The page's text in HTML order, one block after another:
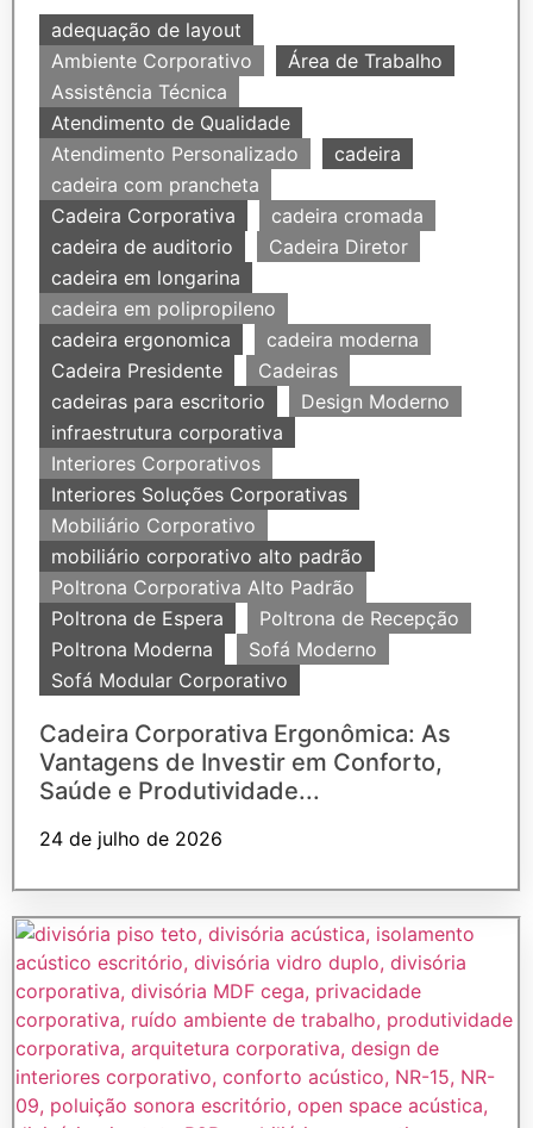
adequação de layout
Ambiente Corporativo
Área de Trabalho
Assistência Técnica
Atendimento de Qualidade
Atendimento Personalizado
cadeira
cadeira com prancheta
Cadeira Corporativa
cadeira cromada
cadeira de auditorio
Cadeira Diretor
cadeira em longarina
cadeira em polipropileno
cadeira ergonomica
cadeira moderna
Cadeira Presidente
Cadeiras
cadeiras para escritorio
Design Moderno
infraestrutura corporativa
Interiores Corporativos
Interiores Soluções Corporativas
Mobiliário Corporativo
mobiliário corporativo alto padrão
Poltrona Corporativa Alto Padrão
Poltrona de Espera
Poltrona de Recepção
Poltrona Moderna
Sofá Moderno
Sofá Modular Corporativo
Cadeira Corporativa Ergonômica: As
Vantagens de Investir em Conforto,
Saúde e Produtividade...
24 de julho de 2026